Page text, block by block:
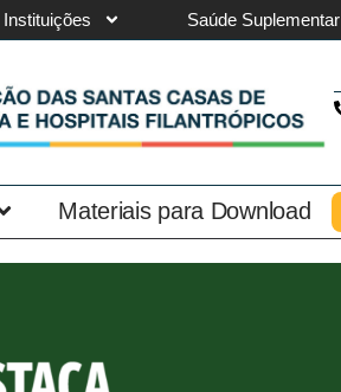
Instituições Saúde Suplementar
Materiais para Download